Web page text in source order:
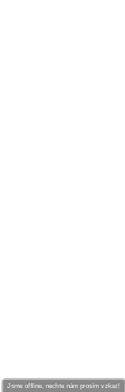
Jsme offline, nechte nám prosím vzkaz!